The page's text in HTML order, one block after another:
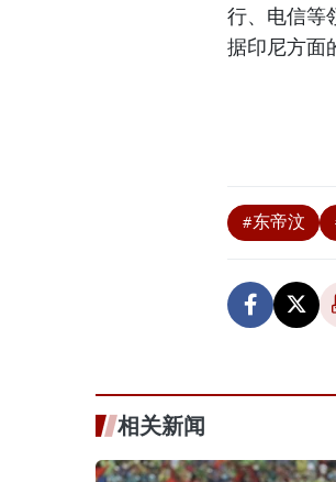
行、电信等
据印尼方面
#东帝汶
相关新闻